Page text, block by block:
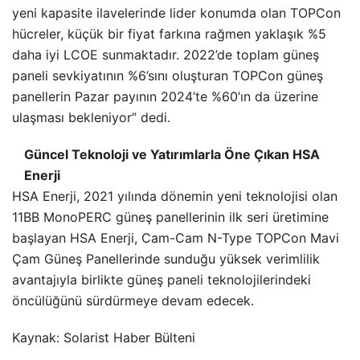
yeni kapasite ilavelerinde lider konumda olan TOPCon
hücreler, küçük bir fiyat farkına rağmen yaklaşık %5
daha iyi LCOE sunmaktadır. 2022’de toplam güneş
paneli sevkiyatının %6’sını oluşturan TOPCon güneş
panellerin Pazar payının 2024’te %60’ın da üzerine
ulaşması bekleniyor” dedi.
Güncel Teknoloji ve Yatırımlarla Öne Çıkan HSA
Enerji
HSA Enerji, 2021 yılında dönemin yeni teknolojisi olan
11BB MonoPERC güneş panellerinin ilk seri üretimine
başlayan HSA Enerji, Cam-Cam N-Type TOPCon Mavi
Çam Güneş Panellerinde sunduğu yüksek verimlilik
avantajıyla birlikte güneş paneli teknolojilerindeki
öncülüğünü sürdürmeye devam edecek.
Kaynak: Solarist Haber Bülteni